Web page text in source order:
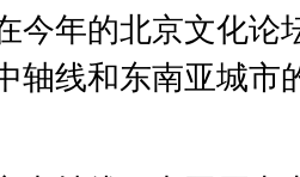
年的北京文化论
轴线和东南亚城市